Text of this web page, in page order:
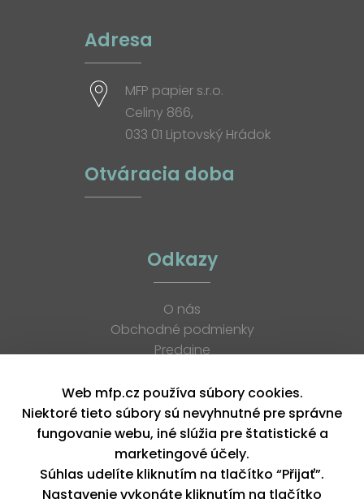
Adresa
MFP papier s.r.o.
Celiny 866,
033 01 Liptovský Hrádok
Otváracia doba
Odkazy
O nás
Obchodné podmienky
Predajne
K stiahnutiu
Blog
Kontakt
Kariéra
XML feed
Web mfp.cz používa súbory cookies.
Niektoré tieto súbory sú nevyhnutné pre správne
fungovanie webu, iné slúžia pre štatistické a
marketingové účely.
Súhlas udelíte kliknutím na tlačítko “Přijať”.
Nastavenie vykonáte kliknutím na tlačítko